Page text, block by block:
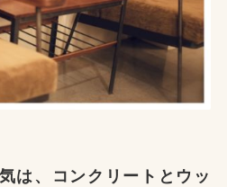
は、コンクリートとウッ